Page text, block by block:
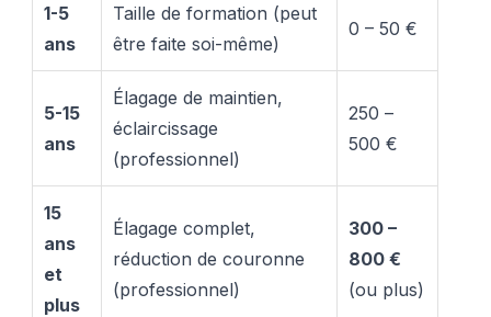
1-5
ans
Taille de formation (peut
être faite soi-même)
0 – 50 €
5-15
ans
Élagage de maintien,
éclaircissage
(professionnel)
250 –
500 €
15
ans
et
plus
Élagage complet,
réduction de couronne
(professionnel)
300 –
800 €
(ou plus)